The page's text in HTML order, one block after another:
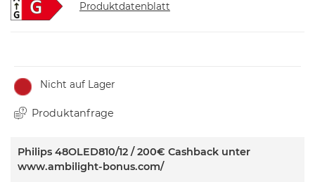
Produktdatenblatt
Nicht auf Lager
Produktanfrage
Philips 48OLED810/12 / 200€ Cashback unter
www.ambilight-bonus.com/